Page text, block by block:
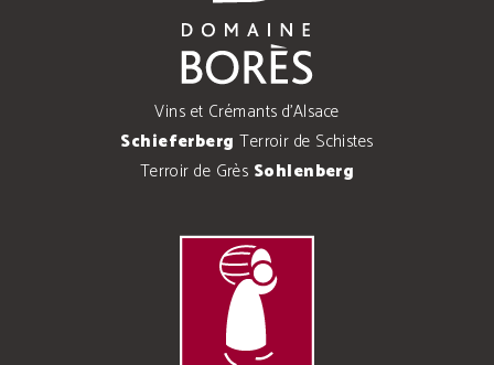
Vins et Crémants d'Alsace
Schieferberg Terroir de Schistes
Terroir de Grès Sohlenberg